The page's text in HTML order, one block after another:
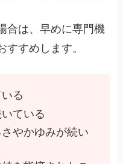
合は、早めに専門機
すすめします。
る
ている
やかゆみが続い